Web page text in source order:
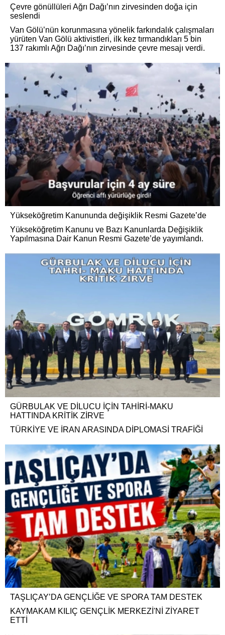
Çevre gönüllüleri Ağrı Dağı’nın zirvesinden doğa için
seslendi
Van Gölü’nün korunmasına yönelik farkındalık çalışmaları
yürüten Van Gölü aktivistleri, ilk kez tırmandıkları 5 bin
137 rakımlı Ağrı Dağı’nın zirvesinde çevre mesajı verdi.
Yükseköğretim Kanununda değişiklik Resmi Gazete’de
Yükseköğretim Kanunu ve Bazı Kanunlarda Değişiklik
Yapılmasına Dair Kanun Resmi Gazete’de yayımlandı.
GÜRBULAK VE DİLUCU İÇİN TAHİRİ-MAKU
HATTINDA KRİTİK ZİRVE
TÜRKİYE VE İRAN ARASINDA DİPLOMASİ TRAFİĞİ
TAŞLIÇAY’DA GENÇLİĞE VE SPORA TAM DESTEK
KAYMAKAM KILIÇ GENÇLİK MERKEZİ'Nİ ZİYARET
ETTİ